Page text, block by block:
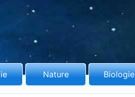
Nature Biologie